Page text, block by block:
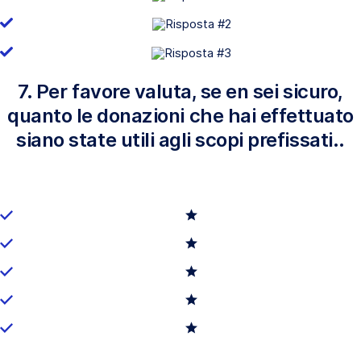
7. Per favore valuta, se en sei sicuro,
quanto le donazioni che hai effettuato
siano state utili agli scopi prefissati..